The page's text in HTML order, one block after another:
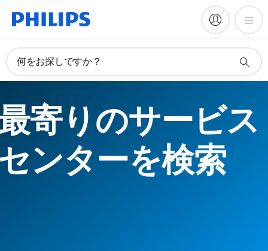
何をお探しですか？
寄りのサービス
ンターを検索